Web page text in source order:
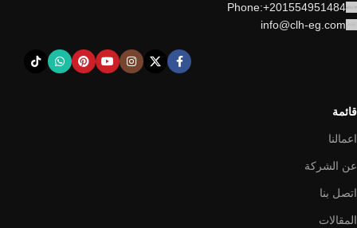
Phone:+201554951484
info@clh-eg.com
قائمة
اعمالنا
عن الشركة
اتصل بنا
المقالات